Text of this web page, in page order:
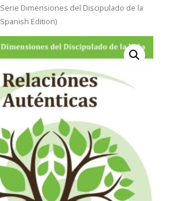
Dimensiones del Discipulado de la
Edition)